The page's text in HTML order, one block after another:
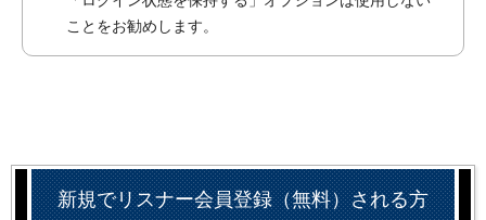
ことをお勧めします。
新規でリスナー会員登録（無料）される方